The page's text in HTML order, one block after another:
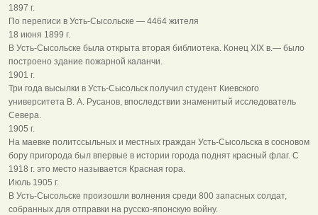
1897 г.
По переписи в Усть-Сысольске — 4464 жителя
18 июня 1899 г.
В Усть-Сысольске была открыта вторая библиотека. Конец XIX в.— было
построено здание пожарной каланчи.
1901 г.
Три года высылки в Усть-Сысольск получил студент Киевского
университета В. А. Русанов, впоследствии знаменитый исследователь
Севера.
1905 г.
На маевке политссыльных и местных граждан Усть-Сысольска в сосновом
бору пригорода был впервые в истории города поднят красный флаг. С
1918 г. это место называется Красная гора.
Июль 1905 г.
В Усть-Сысольске произошли волнения среди 800 запасных солдат,
собранных для отправки на русско-японскую войну.